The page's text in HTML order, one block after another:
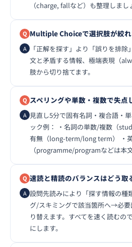
（charge, fallなど）も整理しまし
Multiple Choiceで選択肢が絞れ
「正解を探す」より「誤りを排
文と矛盾する情報、極端表現（
肢から切り捨てます。
スペリングや単数・複数で失点
見直し5分で固有名詞・複合語・
ック例： ・名詞の単数/複数（
有無（long-term/long term） ・
（programme/programなどは本文
速読と精読のバランスはどう取
設問先読みにより「探す情報の
グ/スキミングで該当箇所へ→必
り替えます。すべてを速く読むの
にします。